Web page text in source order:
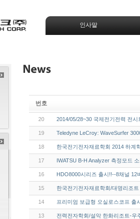
인사말
번호
20 2014/05/28~30 국제전기전력 전
19 Teledyne LeCroy: WaveSurfer
18 한국전기전자재료학회 2014 하계
17 IWATSU B-H Analyzer 측정모드
16 HDO8000시리즈 출시!!--8채널
15 한국전기전자재료학회/대명리조
14 프리미엄 보급형 오실로스코프 출
13 전력전자학회/설악 한화리조트-